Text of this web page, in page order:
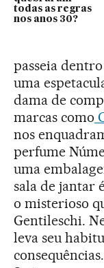
todas as regras
nos anos 30?
passeia
uma
dama de
marcas como
nos
perfume
uma
sala de jantar
o misterioso
Gentileschi.
leva seu